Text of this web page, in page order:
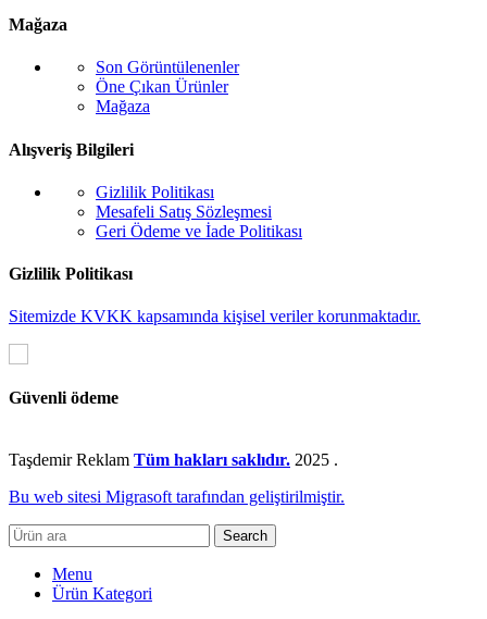
Mağaza
Son Görüntülenenler
Öne Çıkan Ürünler
Mağaza
Alışveriş Bilgileri
Gizlilik Politikası
Mesafeli Satış Sözleşmesi
Geri Ödeme ve İade Politikası
Gizlilik Politikası
Sitemizde KVKK kapsamında kişisel veriler korunmaktadır.
Güvenli ödeme
Taşdemir Reklam Tüm hakları saklıdır. 2025 .
Bu web sitesi Migrasoft tarafından geliştirilmiştir.
Search
Menu
Ürün Kategori